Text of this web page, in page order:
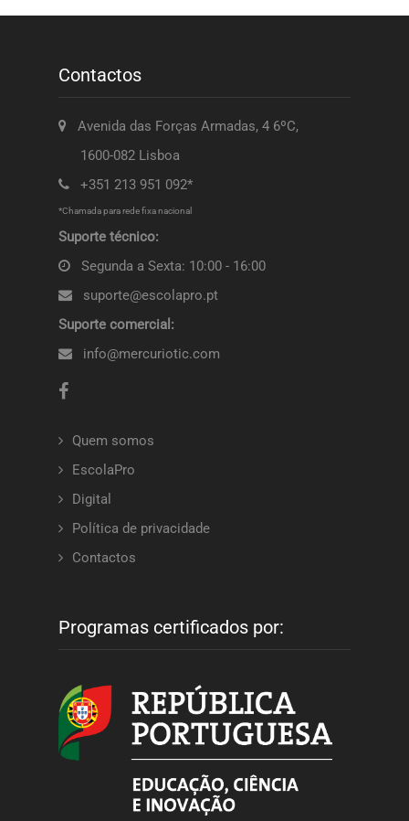
Contactos
Avenida das Forças Armadas, 4 6ºC,
1600-082 Lisboa
+351 213 951 092*
*Chamada para rede fixa nacional
Suporte técnico:
Segunda a Sexta: 10:00 - 16:00
suporte@escolapro.pt
Suporte comercial:
info@mercuriotic.com
Quem somos
EscolaPro
Digital
Política de privacidade
Contactos
Programas certificados por: